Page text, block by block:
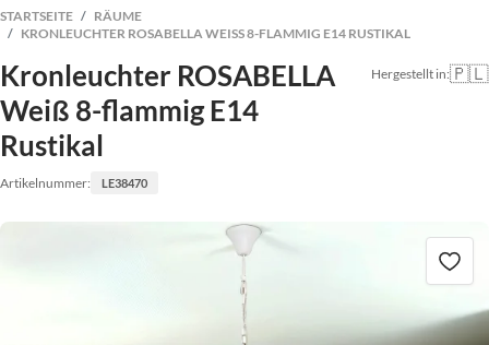
STARTSEITE
RÄUME
KRONLEUCHTER ROSABELLA WEISS 8-FLAMMIG E14 RUSTIKAL
Kronleuchter ROSABELLA
Weiß 8-flammig E14
Rustikal
Artikelnummer: LE38470
Hergestellt in:🇵🇱